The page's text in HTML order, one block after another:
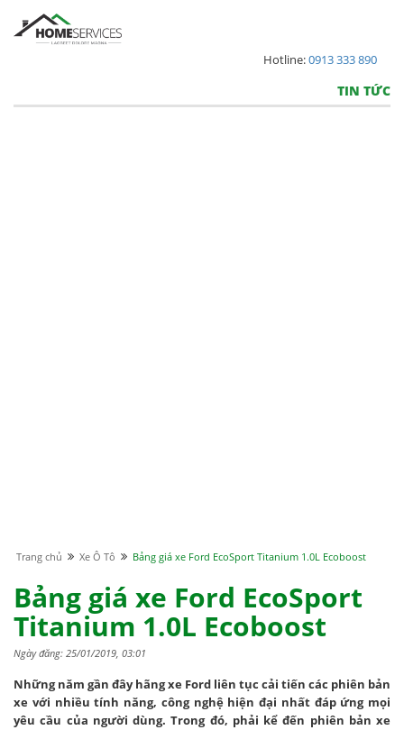
Hotline:0913 333 890
TIN TỨC
Trang chủ Xe Ô Tô Bảng giá xe Ford EcoSport Titanium 1.0L Ecoboost
Bảng giá xe Ford EcoSport
Titanium 1.0L Ecoboost
Ngày đăng: 25/01/2019, 03:01
Những năm gần đây hãng xe Ford liên tục cải tiến các phiên bản
xe với nhiều tính năng, công nghệ hiện đại nhất đáp ứng mọi
yêu cầu của người dùng. Trong đó, phải kể đến phiên bản xe